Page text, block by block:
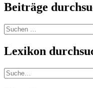
Beiträge
Suchen
nach:
Lexikon
Suche